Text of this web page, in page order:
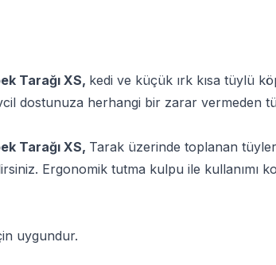
Tarağı XS, kedi ve küçük ırk kısa tüylü
dostunuza herhangi bir zarar vermeden
Tarağı XS, Tarak üzerinde toplanan
Ergonomik tutma kulpu ile kullanımı
uygundur.